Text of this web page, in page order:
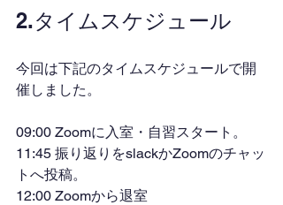
2.タイムスケジュール
今回は下記のタイムスケジュールで開
催しました。
09:00 Zoomに入室・自習スタート。
11:45 振り返りをslackかZoomのチャッ
トへ投稿。
12:00 Zoomから退室